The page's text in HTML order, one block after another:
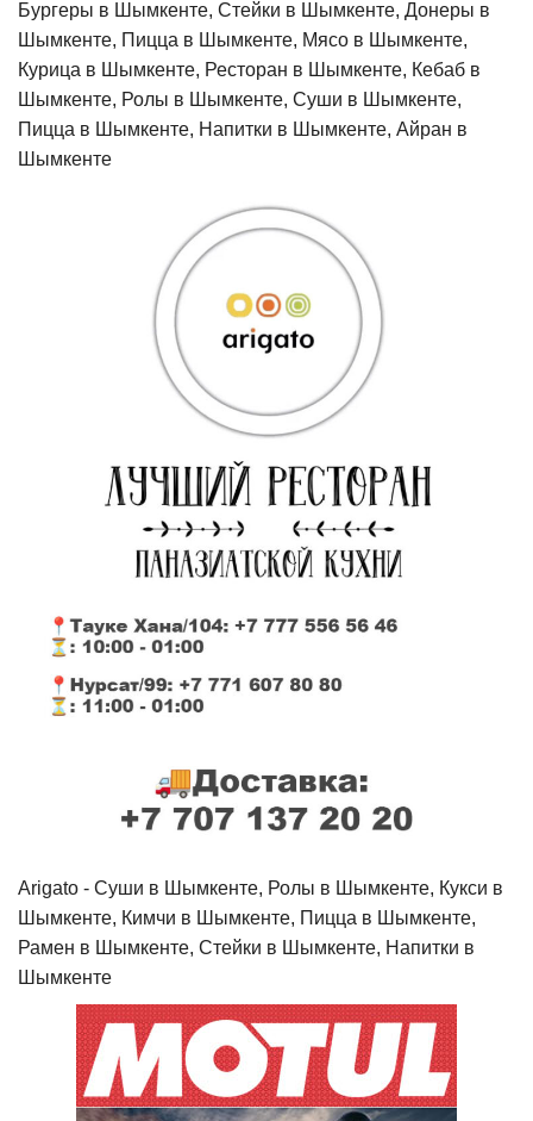
Бургеры в Шымкенте, Стейки в Шымкенте, Донеры в
Шымкенте, Пицца в Шымкенте, Мясо в Шымкенте,
Курица в Шымкенте, Ресторан в Шымкенте, Кебаб в
Шымкенте, Ролы в Шымкенте, Суши в Шымкенте,
Пицца в Шымкенте, Напитки в Шымкенте, Айран в
Шымкенте
Arigato - Cуши в Шымкенте, Ролы в Шымкенте, Кукси в
Шымкенте, Кимчи в Шымкенте, Пицца в Шымкенте,
Рамен в Шымкенте, Стейки в Шымкенте, Напитки в
Шымкенте